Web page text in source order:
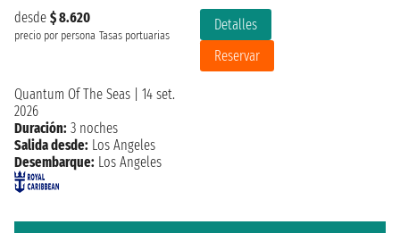
desde $ 8.620
precio por persona Tasas portuarias
Detalles
Reservar
Quantum Of The Seas
14 set.
2026
Duración: 3 noches
Salida desde: Los Angeles
Desembarque: Los Angeles